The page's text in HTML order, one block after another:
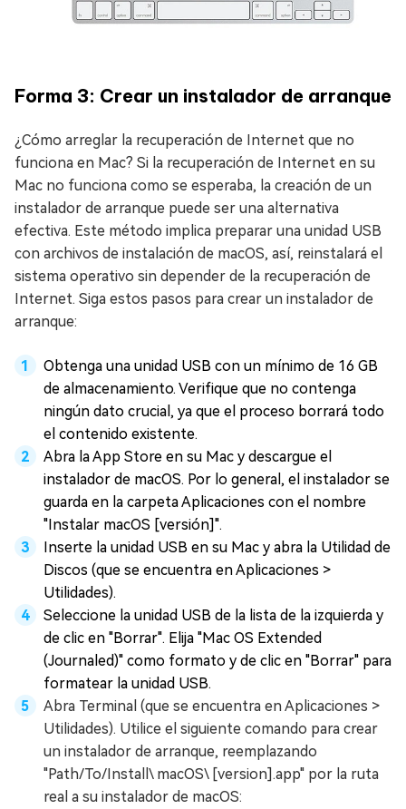
Forma 3: Crear un instalador de arranque
¿Cómo arreglar la recuperación de Internet que no
funciona en Mac? Si la recuperación de Internet en su
Mac no funciona como se esperaba, la creación de un
instalador de arranque puede ser una alternativa
efectiva. Este método implica preparar una unidad USB
con archivos de instalación de macOS, así, reinstalará el
sistema operativo sin depender de la recuperación de
Internet. Siga estos pasos para crear un instalador de
arranque:
Obtenga una unidad USB con un mínimo de 16 GB
de almacenamiento. Verifique que no contenga
ningún dato crucial, ya que el proceso borrará todo
el contenido existente.
Abra la App Store en su Mac y descargue el
instalador de macOS. Por lo general, el instalador se
guarda en la carpeta Aplicaciones con el nombre
"Instalar macOS [versión]".
Inserte la unidad USB en su Mac y abra la Utilidad de
Discos (que se encuentra en Aplicaciones >
Utilidades).
Seleccione la unidad USB de la lista de la izquierda y
de clic en "Borrar". Elija "Mac OS Extended
(Journaled)" como formato y de clic en "Borrar" para
formatear la unidad USB.
Abra Terminal (que se encuentra en Aplicaciones >
Utilidades). Utilice el siguiente comando para crear
un instalador de arranque, reemplazando
"Path/To/Install\ macOS\ [version].app" por la ruta
real a su instalador de macOS: